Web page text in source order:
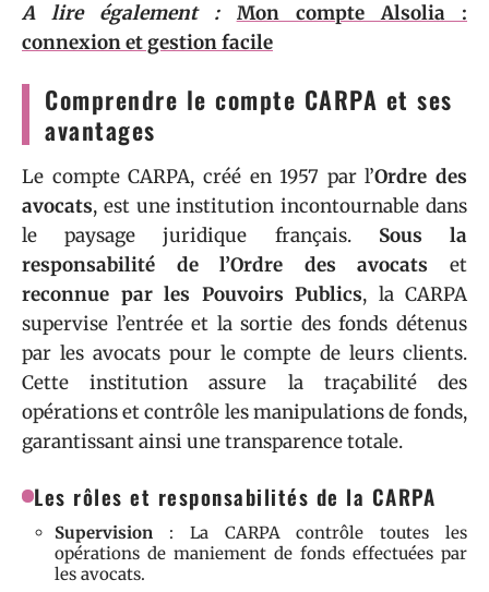
A lire également :
Mon compte Alsolia :
connexion et gestion facile
Comprendre le compte CARPA et ses
avantages
Le compte CARPA, créé en 1957 par l’Ordre des
avocats, est une institution incontournable dans
le paysage juridique français. Sous la
responsabilité de l’Ordre des avocats et
reconnue par les Pouvoirs Publics, la CARPA
supervise l’entrée et la sortie des fonds détenus
par les avocats pour le compte de leurs clients.
Cette institution assure la traçabilité des
opérations et contrôle les manipulations de fonds,
garantissant ainsi une transparence totale.
Les rôles et responsabilités de la CARPA
Supervision : La CARPA contrôle toutes les
opérations de maniement de fonds effectuées par
les avocats.